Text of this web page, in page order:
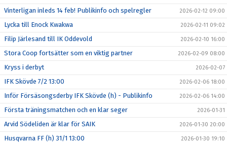
Vinterligan inleds 14 feb! Publikinfo och spelregler 2026-02-12 09:00
Lycka till Enock Kwakwa 2026-02-11 09:02
Filip Järlesand till IK Oddevold 2026-02-10 16:00
Stora Coop fortsätter som en viktig partner 2026-02-09 08:00
Kryss i derbyt 2026-02-07
IFK Skövde 7/2 13:00 2026-02-06 18:00
Inför Försäsongsderby IFK Skövde (h) - Publikinfo 2026-02-06 14:00
Första träningsmatchen och en klar seger 2026-01-31
Arvid Södeliden är klar för SAIK 2026-01-30 20:00
Husqvarna FF (h) 31/1 13:00 2026-01-30 19:10